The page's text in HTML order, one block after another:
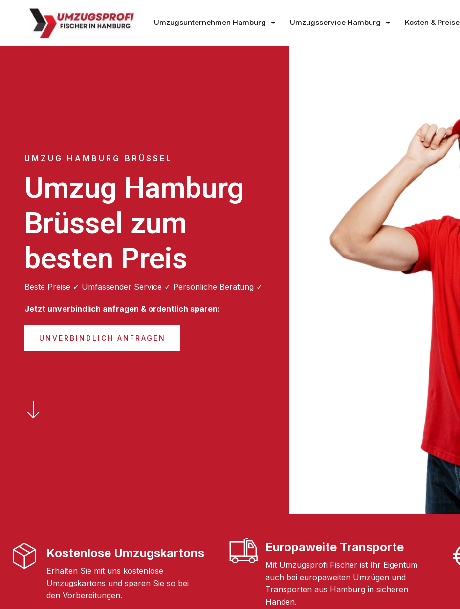
Umzugsunternehmen Hamburg Umzugsservice Hamburg Kosten & Preise
UMZUG HAMBURG BRÜSSEL
Umzug Hamburg
Brüssel zum
besten Preis
Beste Preise ✓ Umfassender Service ✓ Persönliche Beratung ✓
Jetzt unverbindlich anfragen & ordentlich sparen:
UNVERBINDLICH ANFRAGEN
Kostenlose Umzugskartons
Erhalten Sie mit uns kostenlose
Umzugskartons und sparen Sie so bei
den Vorbereitungen.
Europaweite Transporte
Mit Umzugsprofi Fischer ist Ihr Eigentum
auch bei europaweiten Umzügen und
Transporten aus Hamburg in sicheren
Händen.